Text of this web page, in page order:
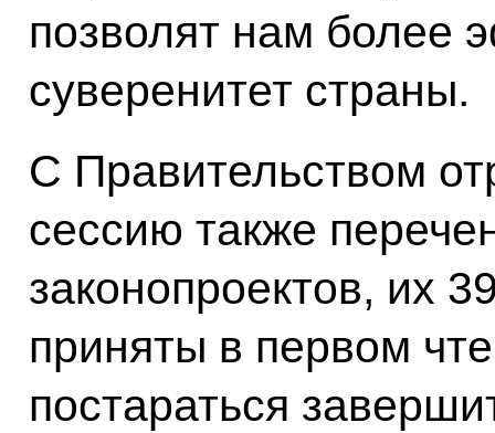
позволят нам более
суверенитет страны.
С Правительством
сессию также
законопроектов, их
приняты в первом
постараться